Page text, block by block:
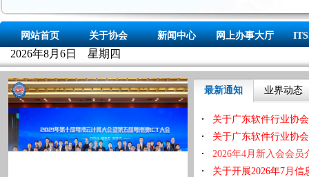
最新通知 业界动态
关于广东软件行业协
关于广东软件行业协
2026年4月新入会会员
关于开展2026年7月